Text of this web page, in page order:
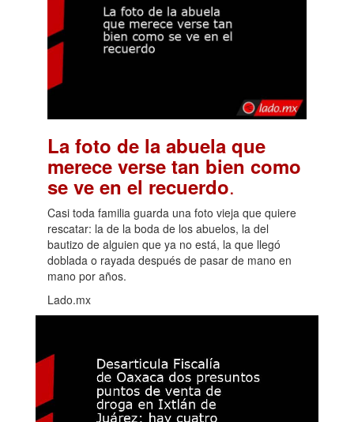
La foto de la abuela que
merece verse tan bien como
se ve en el recuerdo.
Casi toda familia guarda una foto vieja que quiere
rescatar: la de la boda de los abuelos, la del
bautizo de alguien que ya no está, la que llegó
doblada o rayada después de pasar de mano en
mano por años.
Lado.mx